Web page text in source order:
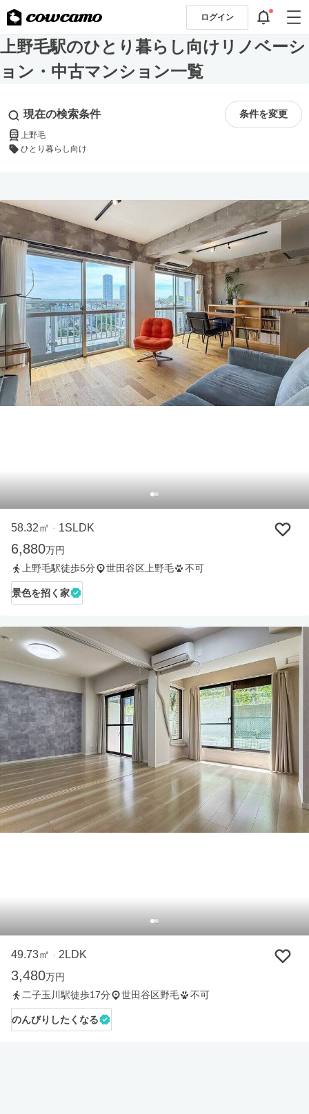
ログイン
上野毛駅のひとり暮らし向けリノベーシ
ョン・中古マンション一覧
現在の検索条件 条件を変更
上野毛
ひとり暮らし向け
58.32㎡ ・ 1SLDK
6,880万円
上野毛駅徒歩5分
世田谷区上野毛 不可
景色を招く家
49.73㎡ ・ 2LDK
3,480万円
二子玉川駅徒歩17分
世田谷区野毛 不可
のんびりしたくなる